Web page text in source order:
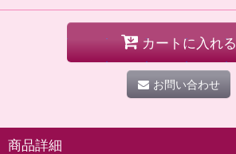
カートに入れる
お問い合わせ
商品詳細